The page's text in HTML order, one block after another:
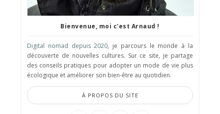
Bienvenue, moi c'est Arnaud !
Digital nomad depuis 2020, je parcours le monde à la
découverte de nouvelles cultures. Sur ce site, je partage
des conseils pratiques pour adopter un mode de vie plus
écologique et améliorer son bien-être au quotidien.
À PROPOS DU SITE